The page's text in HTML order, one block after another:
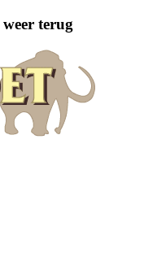
terug